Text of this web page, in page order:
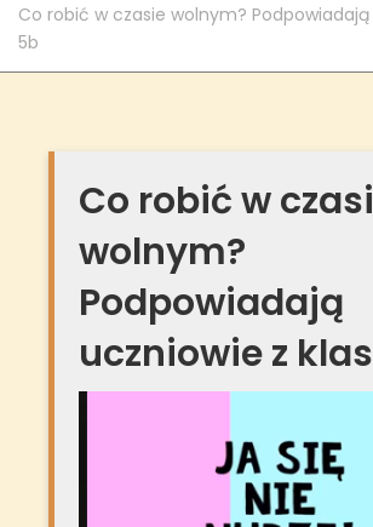
Co robić w czasie wolnym?
5b
Co robić w
wolnym?
Podpowiadają
uczniowie z